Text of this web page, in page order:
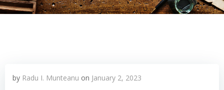
by Radu I. Munteanu on January 2, 2023